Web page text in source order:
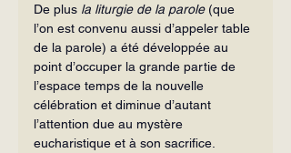
De plus la liturgie de la parole (que
l’on est convenu aussi d’appeler table
de la parole) a été développée au
point d’occuper la grande partie de
l’espace temps de la nouvelle
célébration et diminue d’autant
l’attention due au mystère
eucharistique et à son sacrifice.